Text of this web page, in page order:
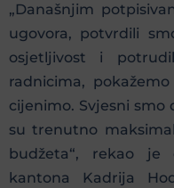
„Današnjim
ugovora, potvrdili
osjetljivost i
radnicima,
cijenimo. Svjesni smo
su trenutno
budžeta“, rekao je
kantona Kadrija